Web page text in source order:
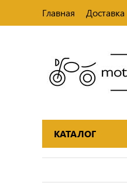
Главная Доставка
КАТАЛОГ